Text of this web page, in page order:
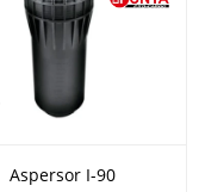
Aspersor I-90